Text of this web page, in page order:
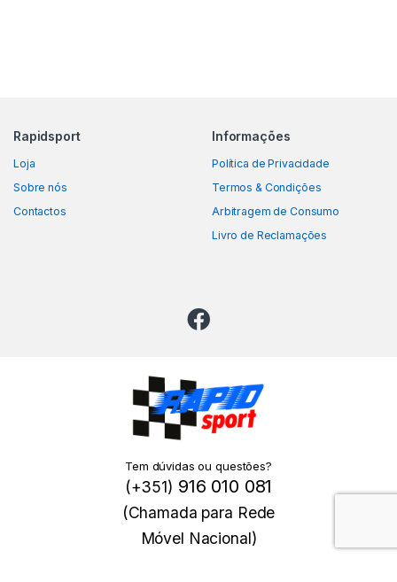
Rapidsport
Loja
Sobre nós
Contactos
Informações
Política de Privacidade
Termos & Condições
Arbitragem de Consumo
Livro de Reclamações
Tem dúvidas ou questões?
(+351) 916 010 081
(Chamada para Rede
Móvel Nacional)